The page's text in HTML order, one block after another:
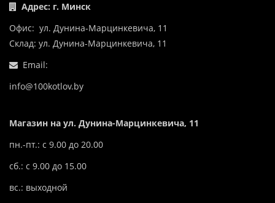
Адрес: г. Минск
Офис: ул. Дунина-Марцинкевича, 11
Склад: ул. Дунина-Марцинкевича, 11
Email:
info@100kotlov.by
Магазин на ул. Дунина-Марцинкевича, 11
пн.-пт.: с 9.00 до 20.00
сб.: с 9.00 до 15.00
вс.: выходной